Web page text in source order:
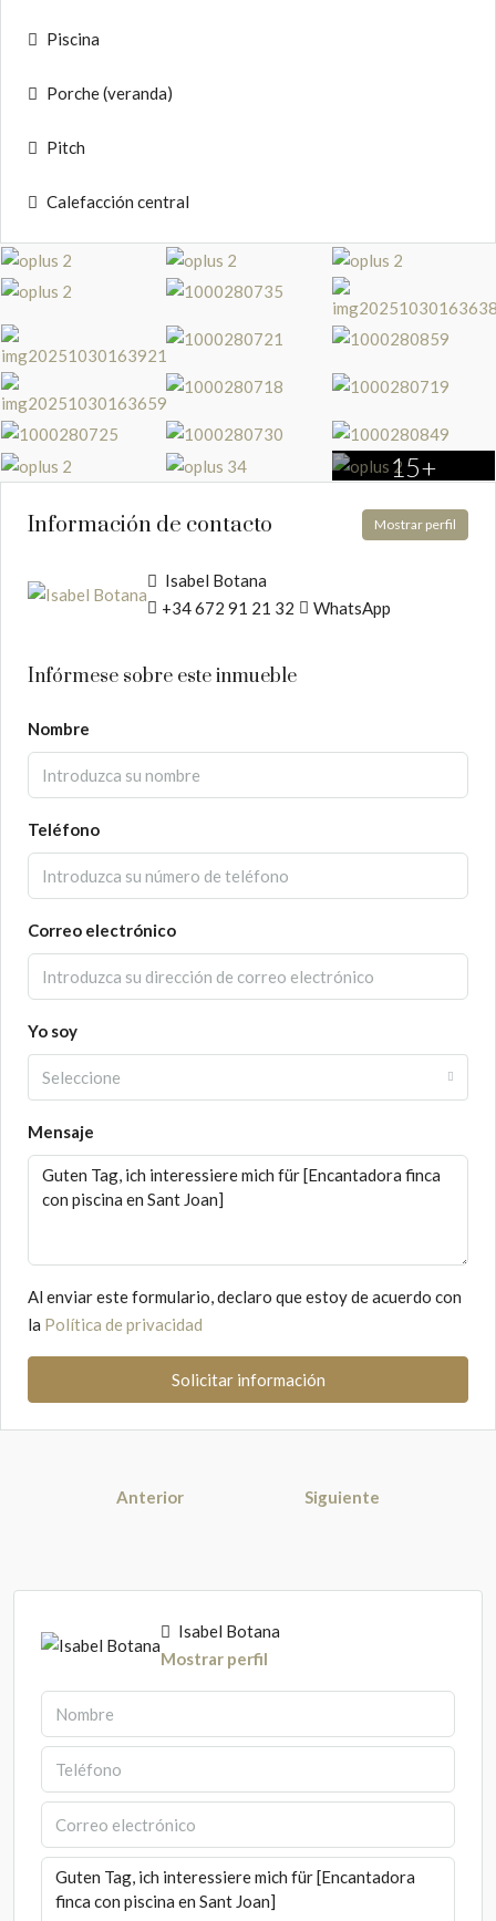
Piscina
Porche (veranda)
Pitch
Calefacción central
15+
Información de contacto Mostrar perfil
Isabel Botana
+34 672 91 21 32
WhatsApp
Infórmese sobre este inmueble
Nombre
Teléfono
Correo electrónico
Yo soy
Seleccione
Mensaje
Al enviar este formulario, declaro que estoy de acuerdo con
la Política de privacidad
Solicitar información
Anterior Siguiente
Isabel Botana
Mostrar perfil